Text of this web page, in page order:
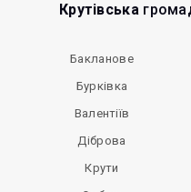
Крутівська
Бакланове
Бурківка
Валентіїв
Діброва
Крути